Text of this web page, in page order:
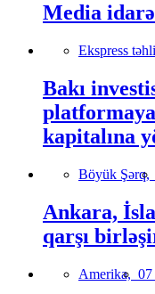
Media
Ekspress
Bakı
kapitalına
Böyük Şərq,
Ankara,
qarşı
Amerika, 07